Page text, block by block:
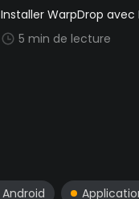
Installer WarpDrop avec
5 min de lecture
Android